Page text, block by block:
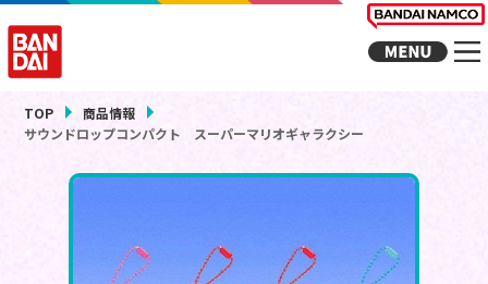
TOP
商品情報
サウンドロップコンパクト スーパーマリオギャラクシー